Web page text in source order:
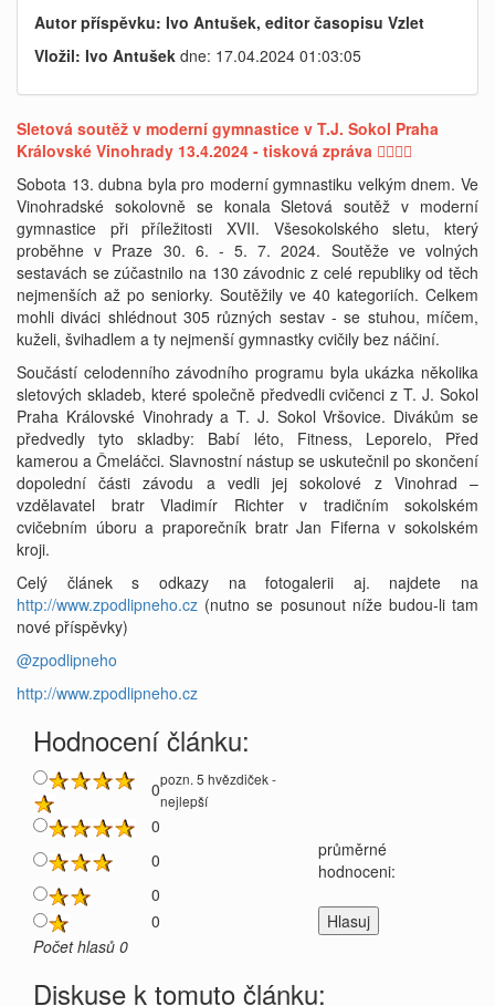
Autor příspěvku: Ivo Antušek, editor časopisu Vzlet
Vložil: Ivo Antušek dne: 17.04.2024 01:03:05
Sletová soutěž v moderní gymnastice v T.J. Sokol Praha
Královské Vinohrady 13.4.2024 - tisková zpráva 🤸‍♀️🤸‍♂️
Sobota 13. dubna byla pro moderní gymnastiku velkým dnem. Ve
Vinohradské sokolovně se konala Sletová soutěž v moderní
gymnastice při příležitosti XVII. Všesokolského sletu, který
proběhne v Praze 30. 6. - 5. 7. 2024. Soutěže ve volných
sestavách se zúčastnilo na 130 závodnic z celé republiky od těch
nejmenších až po seniorky. Soutěžily ve 40 kategoriích. Celkem
mohli diváci shlédnout 305 různých sestav - se stuhou, míčem,
kuželi, švihadlem a ty nejmenší gymnastky cvičily bez náčiní.
Součástí celodenního závodního programu byla ukázka několika
sletových skladeb, které společně předvedli cvičenci z T. J. Sokol
Praha Královské Vinohrady a T. J. Sokol Vršovice. Divákům se
předvedly tyto skladby: Babí léto, Fitness, Leporelo, Před
kamerou a Čmeláčci. Slavnostní nástup se uskutečnil po skončení
dopolední části závodu a vedli jej sokolové z Vinohrad –
vzdělavatel bratr Vladimír Richter v tradičním sokolském
cvičebním úboru a praporečník bratr Jan Fiferna v sokolském
kroji.
Celý článek s odkazy na fotogalerii aj. najdete na
http://www.zpodlipneho.cz (nutno se posunout níže budou-li tam
nové příspěvky)
@zpodlipneho
http://www.zpodlipneho.cz
Hodnocení článku:
0pozn. 5 hvězdiček -
nejlepší
0
0
průměrné
hodnoceni:
0
0
Počet hlasů 0
Diskuse k tomuto článku: